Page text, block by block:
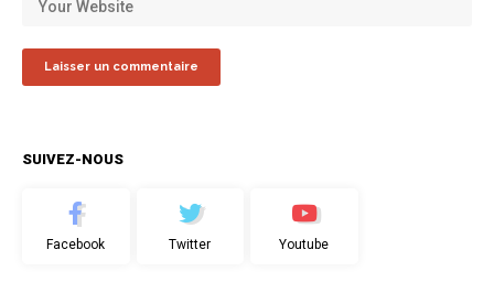
SUIVEZ-NOUS
Facebook Twitter Youtube